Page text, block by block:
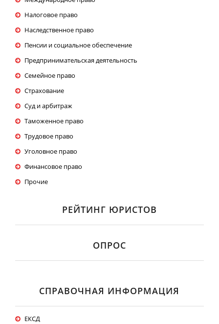
Налоговое право
Наследственное право
Пенсии и социальное обеспечение
Предпринимательская деятельность
Семейное право
Страхование
Суд и арбитраж
Таможенное право
Трудовое право
Уголовное право
Финансовое право
Прочие
РЕЙТИНГ ЮРИСТОВ
ОПРОС
СПРАВОЧНАЯ ИНФОРМАЦИЯ
ЕКСД